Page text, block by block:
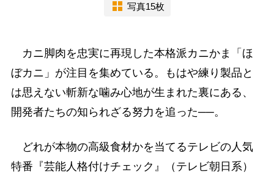
写真15枚
カニ脚肉を忠実に再現した本格派カニかま「ほ
ぼカニ」が注目を集めている。もはや練り製品と
は思えない斬新な噛み心地が生まれた裏にある、
開発者たちの知られざる努力を追った──。
どれが本物の高級食材かを当てるテレビの人気
特番『芸能人格付けチェック』（テレビ朝日系）